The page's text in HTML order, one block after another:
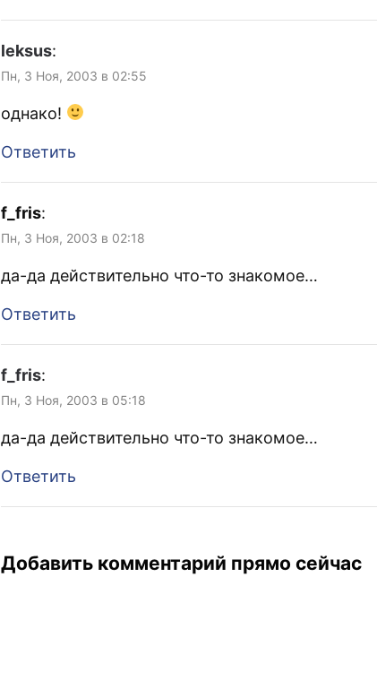
leksus:
Пн, 3 Ноя, 2003 в 02:55
однако!
Ответить
f_fris:
Пн, 3 Ноя, 2003 в 02:18
да-да действительно что-то знакомое…
Ответить
f_fris:
Пн, 3 Ноя, 2003 в 05:18
да-да действительно что-то знакомое…
Ответить
Добавить комментарий прямо сейчас